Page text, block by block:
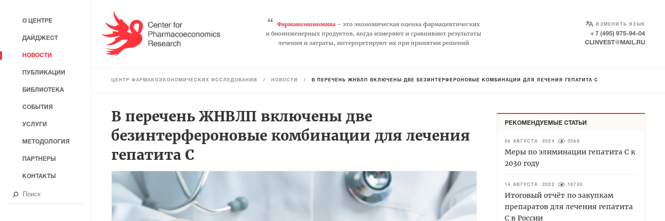
“ Фармакоэкономика– это экономическая оценка фармацевтических
и биоинженерных продуктов, когда измеряют и сравнивают результаты
лечения и затраты, интерпретируют их при принятии решений
ИЗМЕНИТЬ ЯЗЫК
SELECT LANGUAGE
+ 7 (495) 975-94-04
CLINVEST@MAIL.RU
ЦЕНТР ФАРМАКОЭКОНОМИЧЕСКИХ ИССЛЕДОВАНИЙ / НОВОСТИ / В ПЕРЕЧЕНЬ ЖНВЛП ВКЛЮЧЕНЫ ДВЕ БЕЗИНТЕРФЕРОНОВЫЕ КОМБИНАЦИИ ДЛЯ ЛЕЧЕНИЯ ГЕПАТИТА С
В перечень ЖНВЛП включены две
безинтерфероновые комбинации для лечения
гепатита С
РЕКОМЕНДУЕМЫЕ СТАТЬИ
08 АВГУСТА 2024 3586
Меры по элиминации гепатита С к
2030 году
14 АВГУСТА 2022 16700
Итоговый отчёт по закупкам
препаратов для лечения гепатита
С в России
О ЦЕНТРЕ
ДАЙДЖЕСТ
НОВОСТИ
ПУБЛИКАЦИИ
БИБЛИОТЕКА
СОБЫТИЯ
УСЛУГИ
МЕТОДОЛОГИЯ
ПАРТНЕРЫ
КОНТАКТЫ